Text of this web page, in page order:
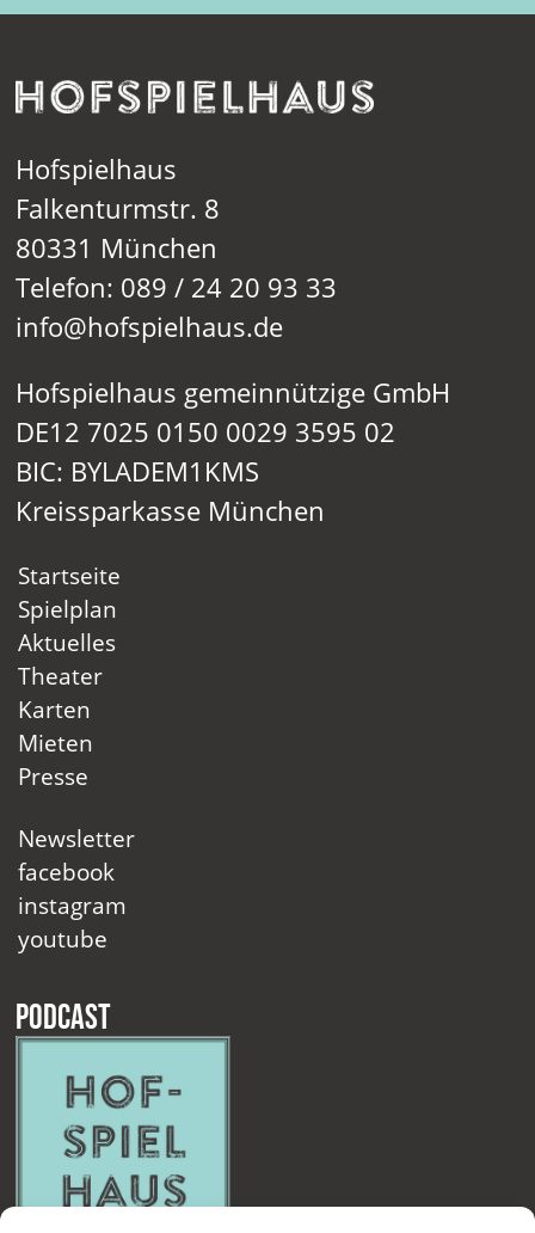
Hofspielhaus
Falkenturmstr. 8
80331 München
Telefon: 089 / 24 20 93 33
info@hofspielhaus.de
Hofspielhaus gemeinnützige GmbH
DE12 7025 0150 0029 3595 02
BIC: BYLADEM1KMS
Kreissparkasse München
Startseite
Spielplan
Aktuelles
Theater
Karten
Mieten
Presse
Newsletter
facebook
instagram
youtube
Podcast